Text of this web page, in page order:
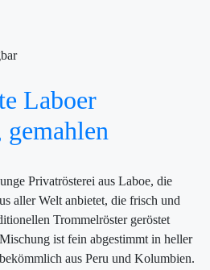
Laboer
Privatrösterei aus Laboe, die
aller Welt anbietet, die frisch und
Trommelröster geröstet
ist fein abgestimmt in heller
aus Peru und Kolumbien.